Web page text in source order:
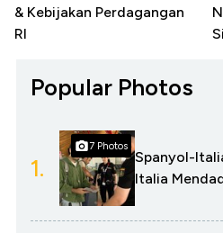
& Kebijakan Perdagangan
RI
Popular Photos
1.
7 Photos
Spanyol-
Italia